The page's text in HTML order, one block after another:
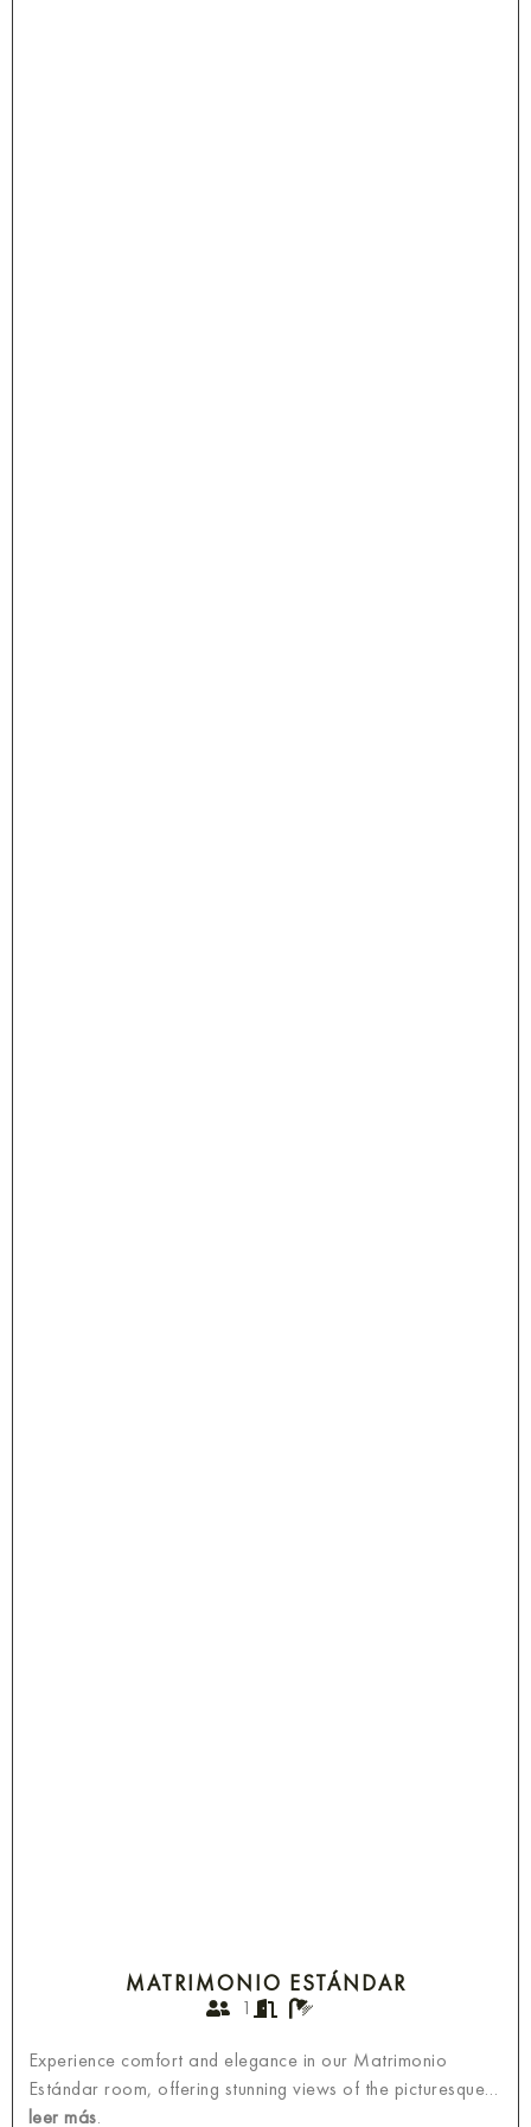
MATRIMONIO ESTÁNDAR
1
Experience comfort and elegance in our Matrimonio
Estándar room, offering stunning views of the picturesque…
leer más.